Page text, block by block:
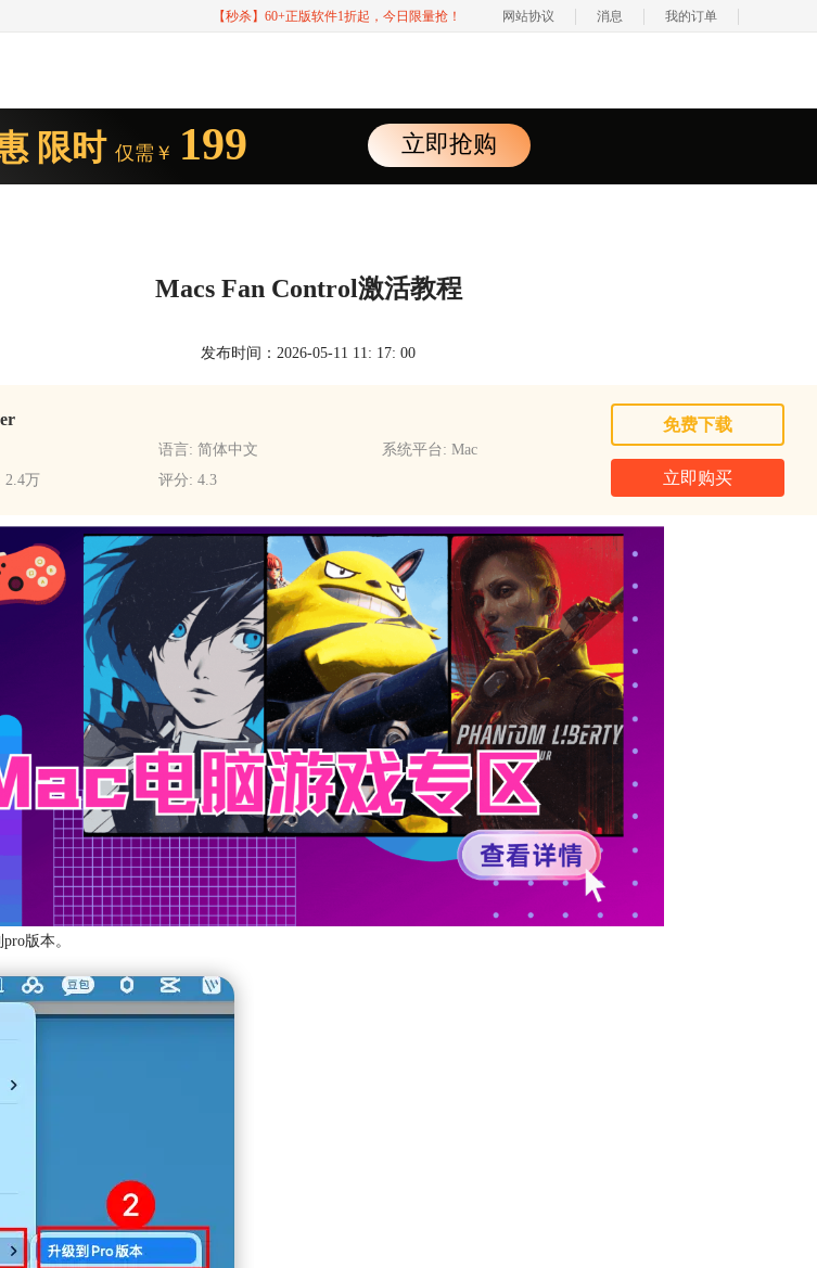
【秒杀】60+正版软件1折起，今日限量抢！ 网站协议 消息 我的订单
限时 仅需￥ 199 立即抢购
Macs Fan Control激活教程
发布时间：2026-05-11 11: 17: 00
语言: 简体中文
系统平台: Mac
2.4万
评分: 4.3
免费下载
立即购买
版本。